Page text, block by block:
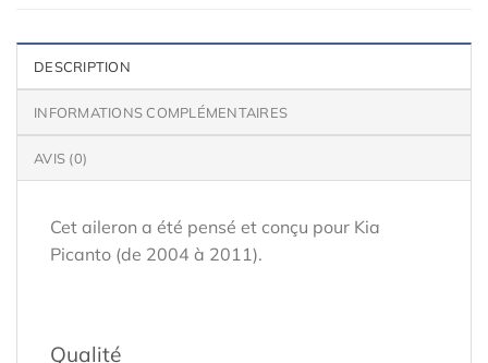
DESCRIPTION
INFORMATIONS COMPLÉMENTAIRES
AVIS (0)
Cet aileron a été pensé et conçu pour Kia
Picanto (de 2004 à 2011).
Qualité